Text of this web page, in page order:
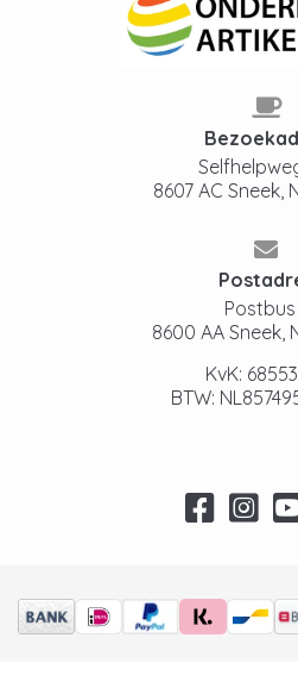
8607 AC Sneek,
Postbus
8600 AA Sneek,
KvK:
BTW: